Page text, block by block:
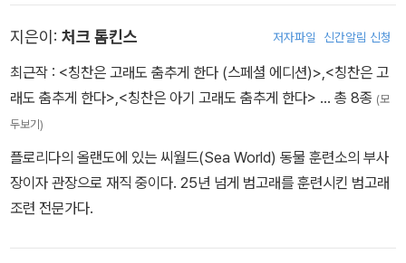
영감을 얻은 켄은 평생지기 필 하지스와 함께 국제 리더십 사역 기관
인 Lead Like Jesus를 설립해 운영하고 있다.
지은이: 처크 톰킨스 저자파일 신간알림 신청
최근작 : <칭찬은 고래도 춤추게 한다 (스페셜 에디션)> <칭찬은 고
래도 춤추게 한다> <칭찬은 아기 고래도 춤추게 한다> … 총 8종 (모
두보기)
플로리다의 올랜도에 있는 씨월드(Sea World) 동물 훈련소의 부사
장이자 관장으로 재직 중이다. 25년 넘게 범고래를 훈련시킨 범고래
조련 전문가다.